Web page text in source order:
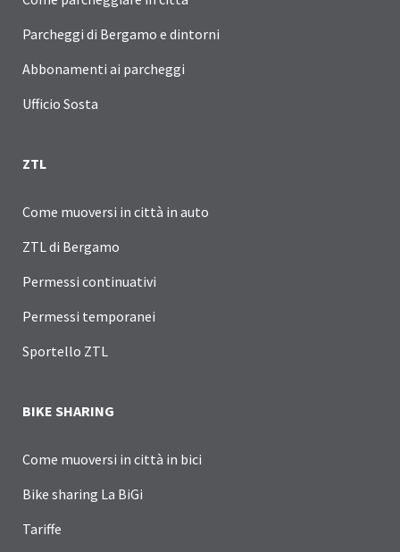
Parcheggi di Bergamo e dintorni
Abbonamenti ai parcheggi
Ufficio Sosta
ZTL
Come muoversi in città in auto
ZTL di Bergamo
Permessi continuativi
Permessi temporanei
Sportello ZTL
BIKE SHARING
Come muoversi in città in bici
Bike sharing La BiGi
Tariffe